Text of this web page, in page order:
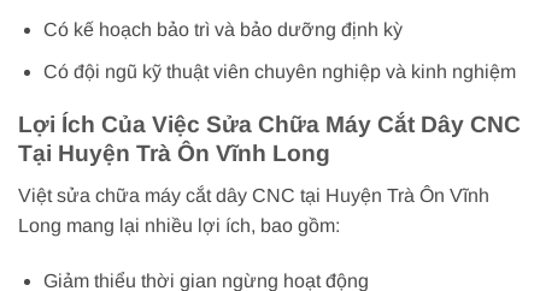
Có kế hoạch bảo trì và bảo dưỡng định kỳ
Có đội ngũ kỹ thuật viên chuyên nghiệp và kinh nghiệm
Lợi Ích Của Việc Sửa Chữa Máy Cắt Dây CNC
Tại Huyện Trà Ôn Vĩnh Long
Việt sửa chữa máy cắt dây CNC tại Huyện Trà Ôn Vĩnh
Long mang lại nhiều lợi ích, bao gồm:
Giảm thiểu thời gian ngừng hoạt động